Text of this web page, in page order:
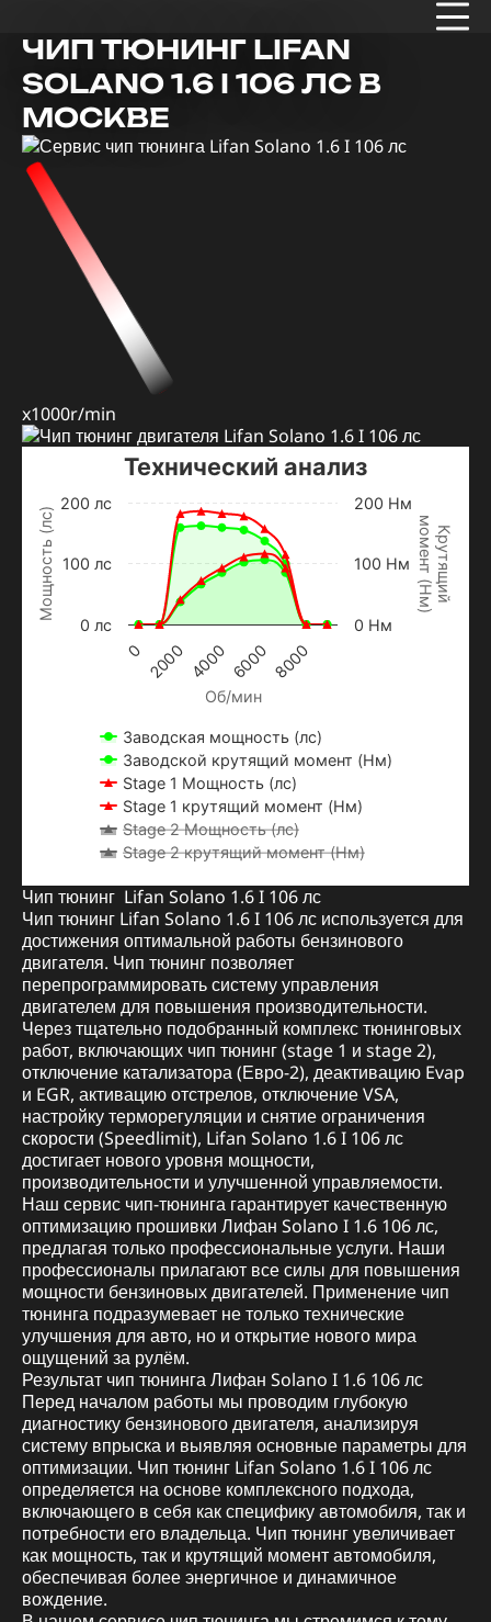
ЧИП ТЮНИНГ LIFAN
SOLANO 1.6 I 106 ЛС В
МОСКВЕ
x1000r/min
Об/мин
Мощность (лс) Крутящий
м
о
м
е
н
т
(
Н
м
)
Технический анализ
Заводская мощность (лс)
Заводской крутящий момент (Нм)
Stage 1 Мощность (лс)
Stage 1 крутящий момент (Нм)
Stage 2 Мощность (лс)
Stage 2 крутящий момент (Нм)
0 2000 4000 6000 8000
0 лс
100 лс
200 лс
0 Нм
100 Нм
200 Нм
Чип тюнинг Lifan Solano 1.6 I 106 лс
Чип тюнинг Lifan Solano 1.6 I 106 лс используется для
достижения оптимальной работы бензинового
двигателя. Чип тюнинг позволяет
перепрограммировать систему управления
двигателем для повышения производительности.
Через тщательно подобранный комплекс тюнинговых
работ, включающих чип тюнинг (stage 1 и stage 2),
отключение катализатора (Евро-2), деактивацию Evap
и EGR, активацию отстрелов, отключение VSA,
настройку терморегуляции и снятие ограничения
скорости (Speedlimit), Lifan Solano 1.6 I 106 лс
достигает нового уровня мощности,
производительности и улучшенной управляемости.
Наш сервис чип-тюнинга гарантирует качественную
оптимизацию прошивки Лифан Solano I 1.6 106 лс,
предлагая только профессиональные услуги. Наши
профессионалы прилагают все силы для повышения
мощности бензиновых двигателей. Применение чип
тюнинга подразумевает не только технические
улучшения для авто, но и открытие нового мира
ощущений за рулём.
Результат чип тюнинга Лифан Solano I 1.6 106 лс
Перед началом работы мы проводим глубокую
диагностику бензинового двигателя, анализируя
систему впрыска и выявляя основные параметры для
оптимизации. Чип тюнинг Lifan Solano 1.6 I 106 лс
определяется на основе комплексного подхода,
включающего в себя как специфику автомобиля, так и
потребности его владельца. Чип тюнинг увеличивает
как мощность, так и крутящий момент автомобиля,
обеспечивая более энергичное и динамичное
вождение.